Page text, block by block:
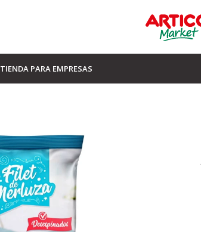
TIENDA PARA EMPRESAS